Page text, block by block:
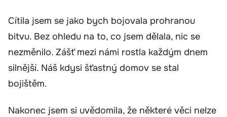
Cítila jsem se jako bych bojovala prohranou
bitvu. Bez ohledu na to, co jsem dělala, nic se
nezměnilo. Zášť mezi námi rostla každým dnem
silnější. Náš kdysi šťastný domov se stal
bojištěm.
Nakonec jsem si uvědomila, že některé věci nelze